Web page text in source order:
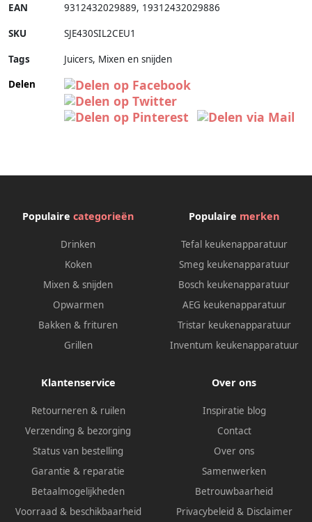
EAN 9312432029889, 19312432029886
SKU SJE430SIL2CEU1
Tags
Juicers, Mixen en snijden
Delen
Populaire categorieën
Drinken
Koken
Mixen & snijden
Opwarmen
Bakken & frituren
Grillen
Populaire merken
Tefal keukenapparatuur
Smeg keukenapparatuur
Bosch keukenapparatuur
AEG keukenapparatuur
Tristar keukenapparatuur
Inventum keukenapparatuur
Klantenservice
Retourneren & ruilen
Verzending & bezorging
Status van bestelling
Garantie & reparatie
Betaalmogelijkheden
Voorraad & beschikbaarheid
Over ons
Inspiratie blog
Contact
Over ons
Samenwerken
Betrouwbaarheid
Privacybeleid & Disclaimer